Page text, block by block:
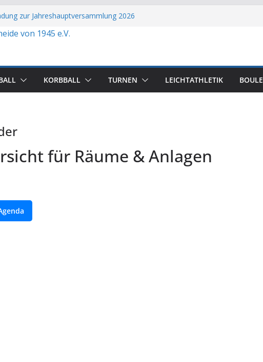
zur Jahreshauptversammlung 2026
Familie trauert um Marko König
KORBBALL TURNEN LEICHTATHLETIK BOULE
für Räume & Anlagen